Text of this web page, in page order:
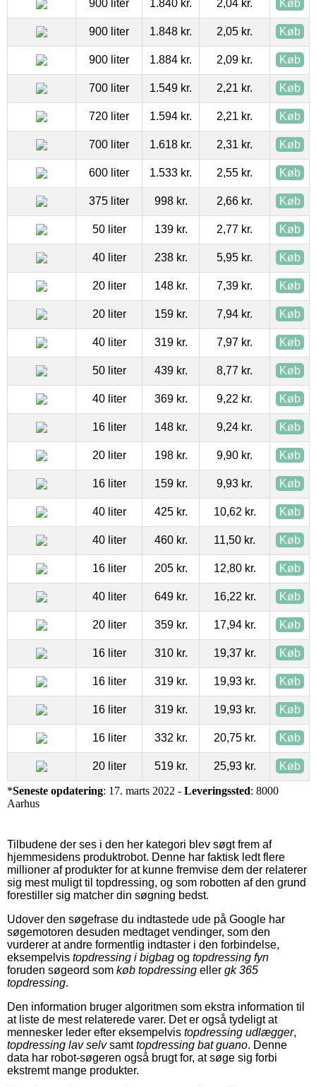
900 liter 1.840 kr. 2,04 kr. Køb
900 liter 1.848 kr. 2,05 kr. Køb
900 liter 1.884 kr. 2,09 kr. Køb
700 liter 1.549 kr. 2,21 kr. Køb
720 liter 1.594 kr. 2,21 kr. Køb
700 liter 1.618 kr. 2,31 kr. Køb
600 liter 1.533 kr. 2,55 kr. Køb
375 liter 998 kr. 2,66 kr. Køb
50 liter 139 kr. 2,77 kr. Køb
40 liter 238 kr. 5,95 kr. Køb
20 liter 148 kr. 7,39 kr. Køb
20 liter 159 kr. 7,94 kr. Køb
40 liter 319 kr. 7,97 kr. Køb
50 liter 439 kr. 8,77 kr. Køb
40 liter 369 kr. 9,22 kr. Køb
16 liter 148 kr. 9,24 kr. Køb
20 liter 198 kr. 9,90 kr. Køb
16 liter 159 kr. 9,93 kr. Køb
40 liter 425 kr. 10,62 kr. Køb
40 liter 460 kr. 11,50 kr. Køb
16 liter 205 kr. 12,80 kr. Køb
40 liter 649 kr. 16,22 kr. Køb
20 liter 359 kr. 17,94 kr. Køb
16 liter 310 kr. 19,37 kr. Køb
16 liter 319 kr. 19,93 kr. Køb
16 liter 319 kr. 19,93 kr. Køb
16 liter 332 kr. 20,75 kr. Køb
20 liter 519 kr. 25,93 kr. Køb
*Seneste opdatering: 17. marts 2022 - Leveringssted: 8000
Aarhus
Tilbudene der ses i den her kategori blev søgt frem af
hjemmesidens produktrobot. Denne har faktisk ledt flere
millioner af produkter for at kunne fremvise dem der relaterer
sig mest muligt til topdressing, og som robotten af den grund
forestiller sig matcher din søgning bedst.
Udover den søgefrase du indtastede ude på Google har
søgemotoren desuden medtaget vendinger, som den
vurderer at andre formentlig indtaster i den forbindelse,
eksempelvis topdressing i bigbag og topdressing fyn
foruden søgeord som køb topdressing eller gk 365
topdressing.
Den information bruger algoritmen som ekstra information til
at liste de mest relaterede varer. Det er også tydeligt at
mennesker leder efter eksempelvis topdressing udlægger,
topdressing lav selvsamttopdressing bat guano. Denne
data har robot-søgeren også brugt for, at søge sig forbi
ekstremt mange produkter.